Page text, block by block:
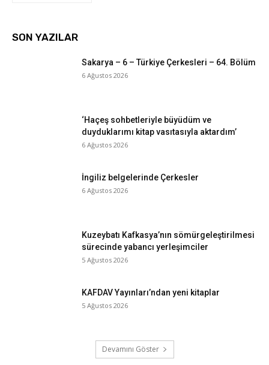
SON YAZILAR
Sakarya – 6 – Türkiye Çerkesleri – 64. Bölüm
6 Ağustos 2026
‘Haçeş sohbetleriyle büyüdüm ve
duyduklarımı kitap vasıtasıyla aktardım’
6 Ağustos 2026
İngiliz belgelerinde Çerkesler
6 Ağustos 2026
Kuzeybatı Kafkasya’nın sömürgeleştirilmesi
sürecinde yabancı yerleşimciler
5 Ağustos 2026
KAFDAV Yayınları’ndan yeni kitaplar
5 Ağustos 2026
Devamını Göster